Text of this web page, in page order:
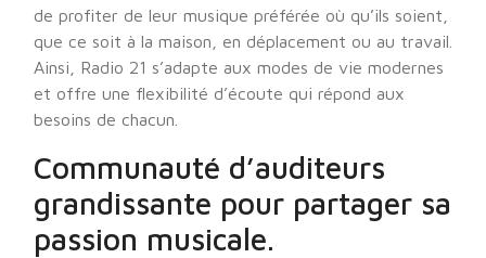
de profiter de leur musique préférée où qu’ils soient,
que ce soit à la maison, en déplacement ou au travail.
Ainsi, Radio 21 s’adapte aux modes de vie modernes
et offre une flexibilité d’écoute qui répond aux
besoins de chacun.
Communauté d’auditeurs
grandissante pour partager sa
passion musicale.